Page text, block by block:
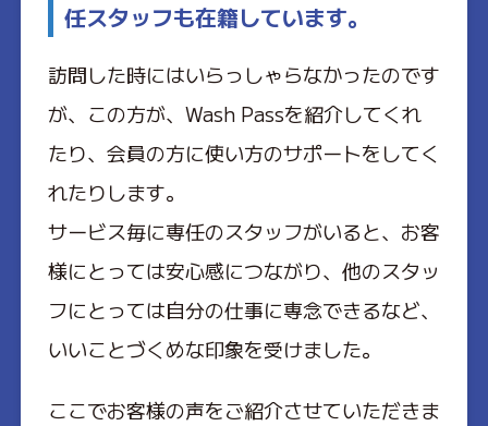
任スタッフも在籍しています。
訪問した時にはいらっしゃらなかったのです
が、この方が、Wash Passを紹介してくれ
たり、会員の方に使い方のサポートをしてく
れたりします。
サービス毎に専任のスタッフがいると、お客
様にとっては安心感につながり、他のスタッ
フにとっては自分の仕事に専念できるなど、
いいことづくめな印象を受けました。
ここでお客様の声をご紹介させていただきま